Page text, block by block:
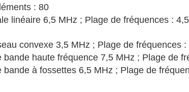
: 80
linéaire 6,5 MHz ; Plage de fréquences :
convexe 3,5 MHz ; Plage de fréquences
bande haute fréquence 7,5 MHz ; Plage de
bande à fossettes 6,5 MHz ; Plage de